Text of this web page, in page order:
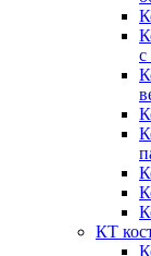
с
КТ